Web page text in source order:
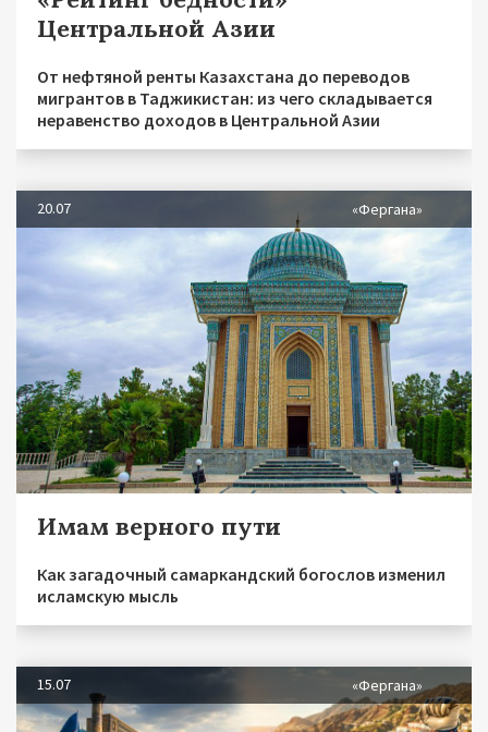
Центральной Азии
От нефтяной ренты Казахстана до переводов
мигрантов в Таджикистан: из чего складывается
неравенство доходов в Центральной Азии
20.07 «Фергана»
Имам верного пути
Как загадочный самаркандский богослов изменил
исламскую мысль
15.07 «Фергана»